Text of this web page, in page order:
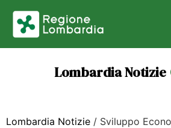
Lombardia Notizie
Lombardia Notizie / Sviluppo